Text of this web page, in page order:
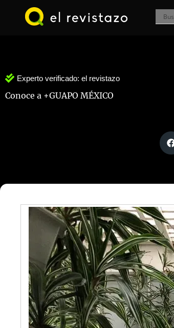
Experto verificado: el revistazo
Conoce a +GUAPO MÉXICO